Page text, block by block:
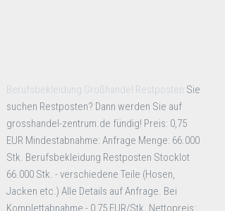
Berufsbekleidung Großhandel Restposten Sie
suchen Restposten? Dann werden Sie auf
grosshandel-zentrum.de fündig! Preis: 0,75
EUR Mindestabnahme: Anfrage Menge: 66.000
Stk. Berufsbekleidung Restposten Stocklot
66.000 Stk. - verschiedene Teile (Hosen,
Jacken etc.) Alle Details auf Anfrage. Bei
Komplettabnahme - 0,75 EUR/Stk. Nettopreis: